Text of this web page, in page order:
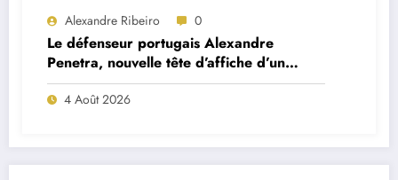
Alexandre Ribeiro 0
Le défenseur portugais Alexandre
Penetra, nouvelle tête d’affiche d’un
projet très ambitieux
4 Août 2026